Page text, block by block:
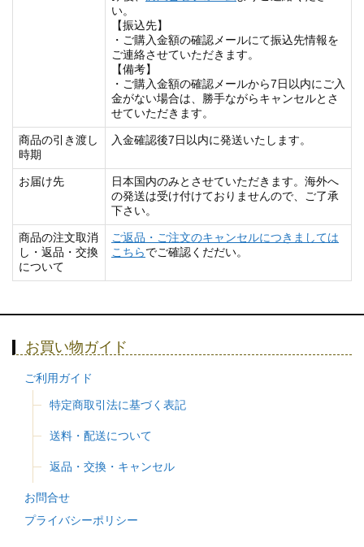
い。
【振込先】
・ご購入金額の確認メールにて振込先情報を
ご連絡させていただきます。
【備考】
・ご購入金額の確認メールから7日以内にご入
金がない場合は、勝手ながらキャンセルとさ
せていただきます。
商品の引き渡し
時期
入金確認後7日以内に発送いたします。
お届け先
日本国内のみとさせていただきます。海外へ
の発送は受け付けておりませんので、ご了承
下さい。
商品の注文取消
し・返品・交換
について
ご返品・ご注文のキャンセルにつきましては
こちらでご確認くだだい。
お買い物ガイド
ご利用ガイド
特定商取引法に基づく表記
送料・配送について
返品・交換・キャンセル
お問合せ
プライバシーポリシー